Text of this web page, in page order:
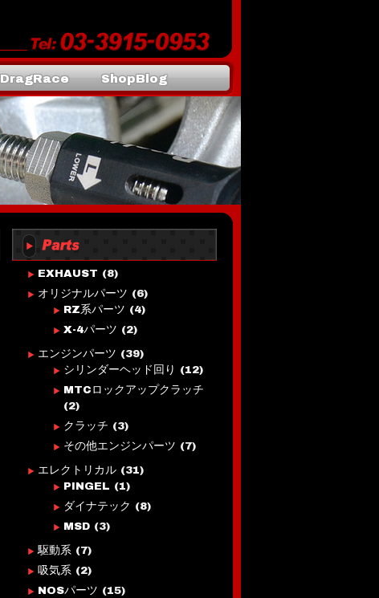
DragRace ShopBlog
EXHAUST (8)
オリジナルパーツ (6)
RZ系パーツ (4)
X-4パーツ (2)
エンジンパーツ (39)
シリンダーヘッド回り (12)
MTCロックアップクラッチ
(2)
クラッチ (3)
その他エンジンパーツ (7)
エレクトリカル (31)
PINGEL (1)
ダイナテック (8)
MSD (3)
駆動系 (7)
吸気系 (2)
NOSパーツ (15)